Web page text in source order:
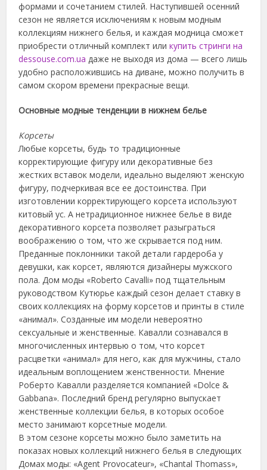
формами и сочетанием стилей. Наступившей осенний
сезон не является исключениям к новым модным
коллекциям нижнего белья, и каждая модница сможет
приобрести отличный комплект иликупить стринги на
dessouse.com.ua даже не выходя из дома — всего лишь
удобно расположившись на диване, можно получить в
самом скором времени прекрасные вещи.
Основные модные тенденции в нижнем белье
Корсеты
Любые корсеты, будь то традиционные
корректирующие фигуру или декоративные без
жестких вставок модели, идеально выделяют женскую
фигуру, подчеркивая все ее достоинства. При
изготовлении корректирующего корсета используют
китовый ус. А нетрадиционное нижнее белье в виде
декоративного корсета позволяет разыграться
воображению о том, что же скрывается под ним.
Преданные поклонники такой детали гардероба у
девушки, как корсет, являются дизайнеры мужского
пола. Дом моды «Roberto Cavalli» под тщательным
руководством Кутюрье каждый сезон делает ставку в
своих коллекциях на форму корсетов и принты в стиле
«анимал». Созданные им модели невероятно
сексуальные и женственные. Кавалли сознавался в
многочисленных интервью о том, что корсет
расцветки «анимал» для него, как для мужчины, стало
идеальным воплощением женственности. Мнение
Роберто Кавалли разделяется компанией «Dolce &
Gabbana». Последний бренд регулярно выпускает
женственные коллекции белья, в которых особое
место занимают корсетные модели.
В этом сезоне корсеты можно было заметить на
показах новых коллекций нижнего белья в следующих
Домах моды: «Agent Provocateur», «Chantal Thomass»,